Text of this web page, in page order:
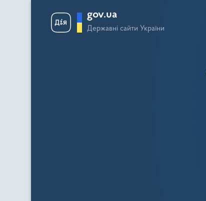
gov.ua
Державні сайти України